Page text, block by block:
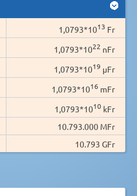
1,0793*1013 Fr
1,0793*1022 nFr
1,0793*1019 µFr
1,0793*1016 mFr
1,0793*1010 kFr
10.793.000 MFr
10.793 GFr